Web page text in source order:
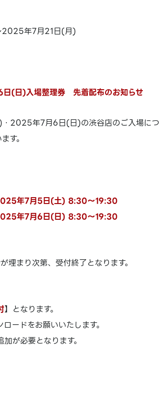
年7月21日(月)
(日)入場整理券 先着配布のお知らせ
2025年7月6日(日)の渋谷店のご入場に
す。
年7月5日(土) 8:30～19:30
年7月6日(日) 8:30～19:30
まり次第、受付終了となります。
】となります。
ードをお願いいたします。
が必要となります。